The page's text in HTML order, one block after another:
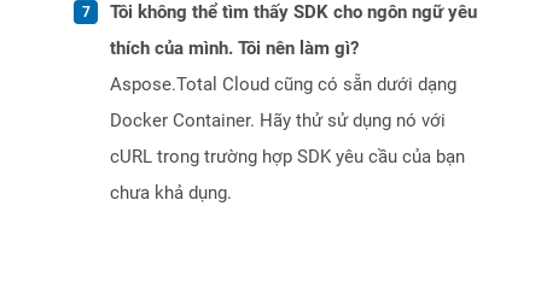
Tôi không thể tìm thấy SDK cho ngôn ngữ yêu
thích của mình. Tôi nên làm gì?
Aspose.Total Cloud cũng có sẵn dưới dạng
Docker Container. Hãy thử sử dụng nó với
cURL trong trường hợp SDK yêu cầu của bạn
chưa khả dụng.